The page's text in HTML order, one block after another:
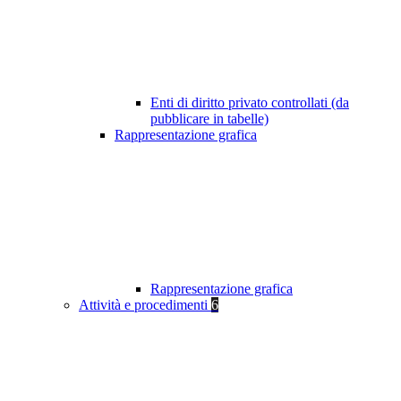
Enti di diritto privato controllati (da
pubblicare in tabelle)
Rappresentazione grafica
Rappresentazione grafica
Attività e procedimenti 6